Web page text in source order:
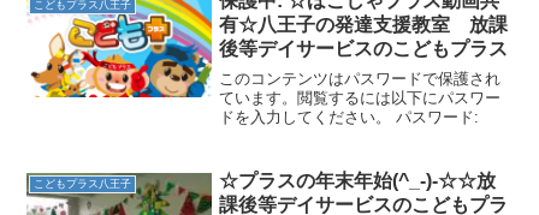
ー！！もうびっくりです！！な...
こどもプラス八王子
有☆八王子の発達支援教室 放課
後等デイサービスのこどもプラス
このコンテンツはパスワードで保護され
ています。閲覧するには以下にパスワー
ドを入力してください。 パスワード:
こどもプラス八王子
☆プラスの年末年始(^_-)-☆☆放
課後等デイサービスのこどもプラ